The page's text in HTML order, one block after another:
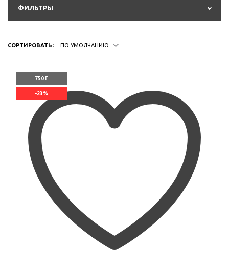
ФИЛЬТРЫ
СОРТИРОВАТЬ: ПО УМОЛЧАНИЮ
750 Г
-23%